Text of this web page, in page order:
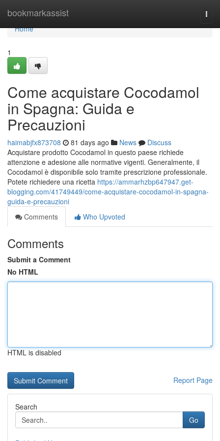
bookmarkassist
Home
Home
1
Come acquistare Cocodamol
in Spagna: Guida e
Precauzioni
haimabjfx873708 81 days ago News
Discuss
Acquistare prodotto Cocodamol in questo paese richiede
attenzione e adesione alle normative vigenti. Generalmente, il
Cocodamol è disponibile solo tramite prescrizione professionale.
Potete richiedere una ricetta https://ammarhzbp647947.get-
blogging.com/41749449/come-acquistare-cocodamol-in-spagna-
guida-e-precauzioni
Comments
Who Upvoted
Comments
Submit a Comment
No HTML
HTML is disabled
Report Page
Search
Go